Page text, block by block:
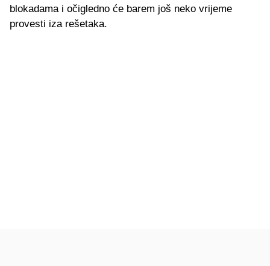
blokadama i očigledno će barem još neko vrijeme
provesti iza rešetaka.